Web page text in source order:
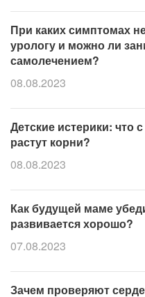
При каких симптомах
урологу и можно ли
самолечением?
08.08.2023
Детские истерики: что
растут корни?
08.08.2023
Как будущей маме
развивается хорошо?
07.08.2023
Зачем проверяют